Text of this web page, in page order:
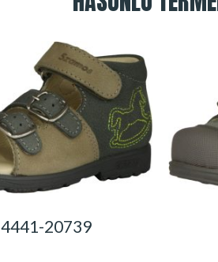
4441-20739